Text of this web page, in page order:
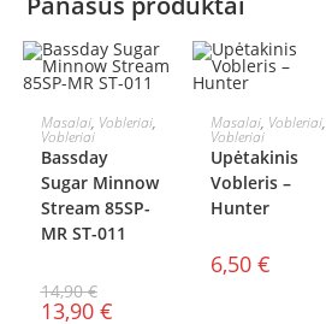
AKCIJA!
Į KREPŠELĮ
Masalai, Vobleriai,
Vobleriai
Bassday
Sugar Minnow
Stream 85SP-
MR ST-011
14,90€
13,90 €
Į KREPŠELĮ
Masalai, Vobleriai,
Vobleriai
Upėtakinis
Vobleris –
Hunter
6,50 €